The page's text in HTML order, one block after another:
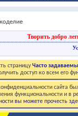
Творить добро
страницуЧасто
доступ ко всем его
сайта
функциональности и
вы можете прочесть